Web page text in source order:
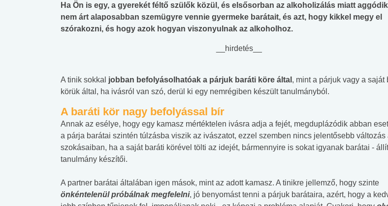
Ha Ön is egy, a gyerekét féltő szülők közül, és elsősorban az alkoholizálás miatt
nem árt alaposabban szemügyre vennie gyermeke barátait, és azt, hogy kikkel megy el
szórakozni, és hogy azok hogyan viszonyulnak az alkoholhoz.
__hirdetés__
A tinik sokkal jobban befolyásolhatóak a párjuk baráti köre által , mint a párjuk vagy a saját
körük által, ha ivásról van szó, derül ki egy nemrégiben készült tanulmányból.
A baráti kör nagy befolyással bír
Annak az esélye, hogy egy kamasz mértéktelen ivásra adja a fejét, megduplázódik abban
a párja barátai szintén túlzásba viszik az ivászatot, ezzel szemben nincs jelentősebb változás
szokásaiban, ha a saját baráti körével tölti az idejét, bármennyire is sokat igyanak barátai -
tanulmány készítői.
A partner barátai általában igen mások, mint az adott kamasz. A tinikre jellemző, hogy szinte
önkéntelenül próbálnak megfelelni, jó benyomást tenni a párjuk barátaira, azért, hogy a